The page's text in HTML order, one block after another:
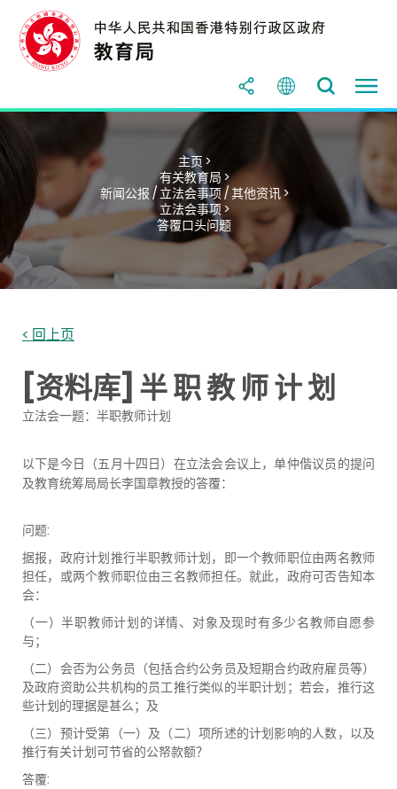
主页 >
有关教育局 >
新闻公报 / 立法会事项 / 其他资讯 >
立法会事项 >
答覆口头问题
< 回上页
[资料库] 半 职 教 师 计 划
立法会一题：半职教师计划
以下是今日（五月十四日）在立法会会议上，单仲偕议员的提问
及教育统筹局局长李国章教授的答覆：
问题:
据报，政府计划推行半职教师计划，即一个教师职位由两名教师
担任，或两个教师职位由三名教师担任。就此，政府可否告知本
会：
（一）半职教师计划的详情、对象及现时有多少名教师自愿参
与；
（二）会否为公务员（包括合约公务员及短期合约政府雇员等）
及政府资助公共机构的员工推行类似的半职计划；若会，推行这
些计划的理据是甚么；及
（三）预计受第（一）及（二）项所述的计划影响的人数，以及
推行有关计划可节省的公帑款额？
答覆: